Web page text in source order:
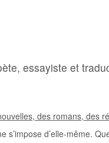
essayiste et
des romans, des
s’impose d’elle-même.